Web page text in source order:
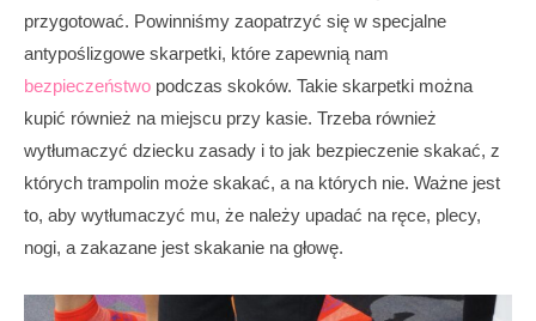
przygotować. Powinniśmy zaopatrzyć się w specjalne
antypoślizgowe skarpetki, które zapewnią nam
bezpieczeństwo podczas skoków. Takie skarpetki można
kupić również na miejscu przy kasie. Trzeba również
wytłumaczyć dziecku zasady i to jak bezpieczenie skakać, z
których trampolin może skakać, a na których nie. Ważne jest
to, aby wytłumaczyć mu, że należy upadać na ręce, plecy,
nogi, a zakazane jest skakanie na głowę.